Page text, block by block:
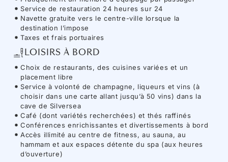
Service de restauration 24 heures sur 24
Navette gratuite vers le centre-ville lorsque la
destination l’impose
Taxes et frais portuaires
LOISIRS À BORD
Choix de restaurants, des cuisines variées et un
placement libre
Service à volonté de champagne, liqueurs et vins (à
choisir dans une carte allant jusqu’à 50 vins) dans la
cave de Silversea
Café (dont variétés recherchées) et thés raffinés
Conférences enrichissantes et divertissements à bord
Accès illimité au centre de fitness, au sauna, au
hammam et aux espaces détente du spa (aux heures
d’ouverture)